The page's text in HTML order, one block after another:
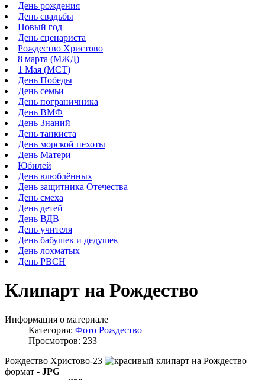
День рождения
День свадьбы
Новый год
День сценариста
Рождество Христово
8 марта (МЖД)
1 Мая (МСТ)
День Победы
День семьи
День пограничника
День ВМФ
День Знаний
День танкиста
День морской пехоты
День Матери
Юбилей
День влюблённых
День защитника Отечества
День смеха
День детей
День ВДВ
День учителя
День бабушек и дедушек
День лохматых
День РВСН
Клипарт на Рождество
Информация о материале
Категория: Фото Рождество
Просмотров: 233
Рождество Христово-23
формат - JPG